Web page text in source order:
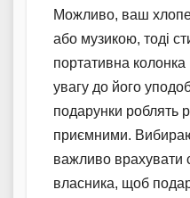
Можливо, ваш
або музикою, тоді
портативна
увагу до його
подарунки роблять
приємними.
важливо врахувати
власника, щоб